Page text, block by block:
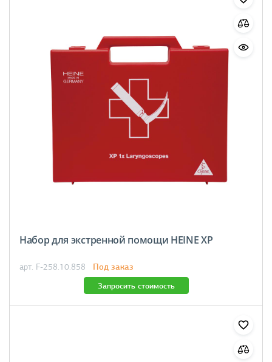
Набор для экстренной помощи HEINE XP
арт. F-258.10.858 Под заказ
Запросить стоимость